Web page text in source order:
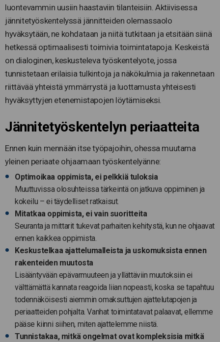
luontevammin uusiin haastaviin tilanteisiin. Aktiivisessa
jännitetyöskentelyssä jännitteiden olemassaolo
hyväksytään, ne kohdataan ja niitä tutkitaan ja etsitään siinä
hetkessä optimaalisesti toimivia toimintatapoja. Keskeistä
on dialoginen, keskusteleva työskentelyote, jossa
tunnistetaan erilaisia tulkintoja ja näkökulmia ja rakennetaan
riittävää yhteistä ymmärrystä ja luottamusta yhteisesti
hyväksyttyjen etenemistapojen löytämiseksi.
Jännitetyöskentelyn periaatteita
Ennen kuin mennään itse työpajoihin, ohessa muutama
yleinen periaate ohjaamaan työskentelyänne:
Optimoikaa oppimista, ei pelkkiä tuloksia
Muuttuvissa olosuhteissa tärkeintä on jatkuva oppiminen ja
kokeilu – ei täydelliset ratkaisut.
Mitatkaa oppimista, ei vain suoritteita
Seuranta ja mittarit tukevat parhaiten kehitystä, kun ne ohjaavat
ennen kaikkea oppimista.
Keskustelkaa ajattelumalleista ja uskomuksista ennen
rakenteiden muutosta
Lisääntyvään epävarmuuteen ja yllättäviin muutoksiin ei
välttämättä kannata reagoida liian nopeasti, koska se tapahtuu
todennäköisesti aiemmin omaksuttujen ajattelutapojen ja
periaatteiden pohjalta. Vanhat toimintatavat palaavat, ellemme
pääse kiinni siihen, miten ajattelemme niistä.
Tunnistakaa, mitkä ongelmat ovat kompleksisia mitkä